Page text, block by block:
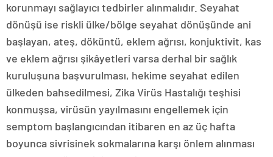
korunmayı sağlayıcı tedbirler alınmalıdır. Seyahat
dönüşü ise riskli ülke/bölge seyahat dönüşünde ani
başlayan, ateş, döküntü, eklem ağrısı, konjuktivit, kas
ve eklem ağrısı şikâyetleri varsa derhal bir sağlık
kuruluşuna başvurulması, hekime seyahat edilen
ülkeden bahsedilmesi, Zika Virüs Hastalığı teşhisi
konmuşsa, virüsün yayılmasını engellemek için
semptom başlangıcından itibaren en az üç hafta
boyunca sivrisinek sokmalarına karşı önlem alınması